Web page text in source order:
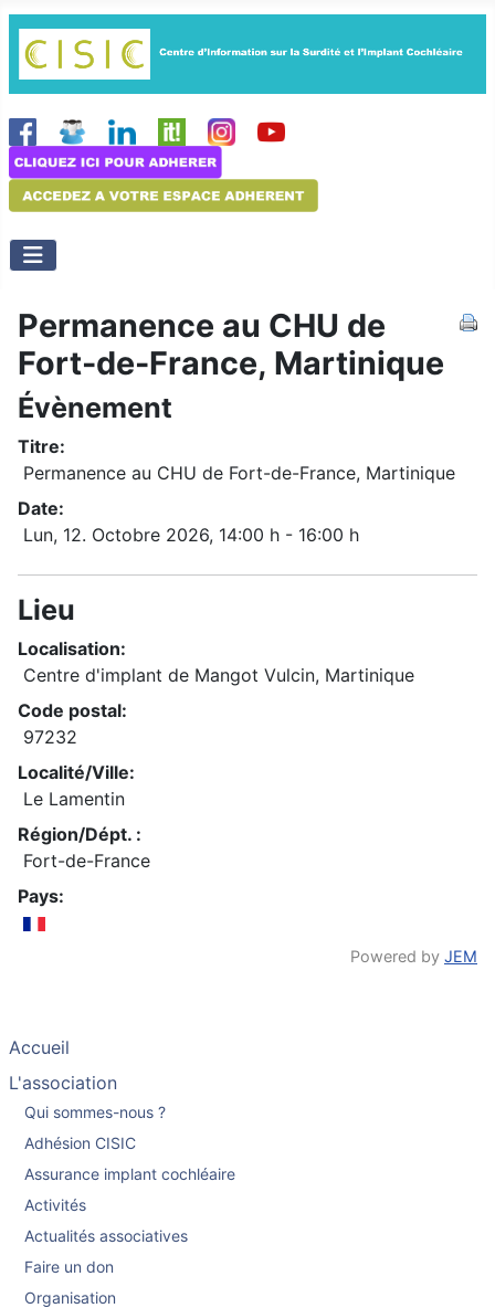
Permanence au CHU de
Fort-de-France, Martinique
Évènement
Titre:
Permanence au CHU de Fort-de-France, Martinique
Date:
Lun, 12. Octobre 2026, 14:00 h - 16:00 h
Lieu
Localisation:
Centre d'implant de Mangot Vulcin, Martinique
Code postal:
97232
Localité/Ville:
Le Lamentin
Région/Dépt. :
Fort-de-France
Pays:
Powered by JEM
Accueil
L'association
Qui sommes-nous ?
Adhésion CISIC
Assurance implant cochléaire
Activités
Actualités associatives
Faire un don
Organisation